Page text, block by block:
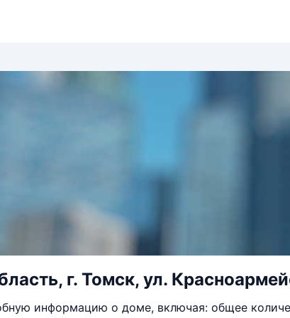
г. Томск, ул.
информацию о доме, включая: общее